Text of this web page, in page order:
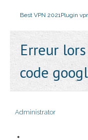
Best VPN 2021Plugin
Erreur
code
Administrator